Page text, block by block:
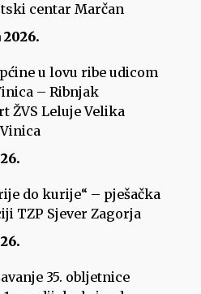
centar Marčan
u lovu ribe udicom
– Ribnjak
ŽVS Leluje Velika
do kurije“ – pješačka
TZP Sjever Zagorja
35. obljetnice